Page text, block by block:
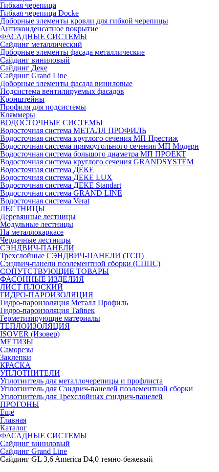
Гибкая черепица
Гибкая черепица Docke
Доборные элементы кровли для гибкой черепицы
Антиконденсатное покрытие
ФАСАДНЫЕ СИСТЕМЫ
Сайдинг металлический
Доборные элементы фасада металлические
Сайдинг виниловый
Сайдинг Деке
Сайдинг Grand Line
Доборные элементы фасада виниловые
Подсистема вентилируемых фасадов
Кронштейны
Профиля для подсистемы
Кляммеры
ВОДОСТОЧНЫЕ СИСТЕМЫ
Водосточная система МЕТАЛЛ ПРОФИЛЬ
Водосточная система круглого сечения МП Престиж
Водосточная система прямоугольного сечения МП Модерн
Водосточная система большого диаметра МП ПРОЕКТ
Водосточная система круглого сечения GRANDSYSTEM
Водосточная система ДЕКЕ
Водосточная система ДЕКЕ LUX
Водосточная система ДЕКЕ Standart
Водосточная система GRAND LINE
Водосточная система Verat
ЛЕСТНИЦЫ
Деревянные лестницы
Модульные лестницы
На металлокаркасе
Чердачные лестницы
СЭНДВИЧ-ПАНЕЛИ
Трехслойные СЭНДВИЧ-ПАНЕЛИ (ТСП)
Сэндвич-панели поэлементной сборки (СППС)
СОПУТСТВУЮЩИЕ ТОВАРЫ
ФАСОННЫЕ ИЗДЕЛИЯ
ЛИСТ ПЛОСКИЙ
ГИДРО-ПАРОИЗОЛЯЦИЯ
Гидро-пароизоляция Металл Профиль
Гидро-пароизоляция Тайвек
Герметизирующие материалы
ТЕПЛОИЗОЛЯЦИЯ
ISOVER (Изовер)
МЕТИЗЫ
Саморезы
Заклепки
КРАСКА
УПЛОТНИТЕЛИ
Уплотнитель для металлочерепицы и профлиста
Уплотнитель для Сэндвич-панелей поэлементной сборки
Уплотнитель для Трехслойных сэндвич-панелей
ПРОГОНЫ
Ещё
Главная
Каталог
ФАСАДНЫЕ СИСТЕМЫ
Сайдинг виниловый
Сайдинг Grand Line
Сайдинг GL 3,6 America D4,0 темно-бежевый